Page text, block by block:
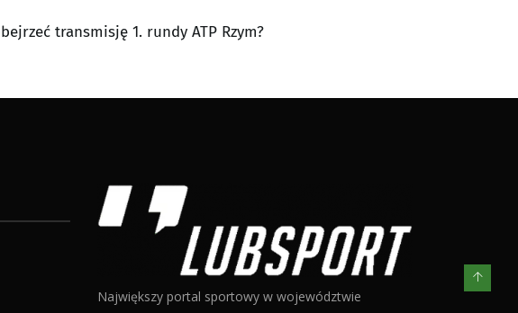
transmisję 1. rundy ATP Rzym?
Największy portal sportowy w województwie